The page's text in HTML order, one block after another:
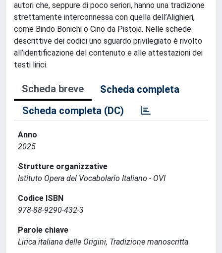
autori che, seppure di poco seriori, hanno una tradizione
strettamente interconnessa con quella dell’Alighieri,
come Bindo Bonichi o Cino da Pistoia. Nelle schede
descrittive dei codici uno sguardo privilegiato è rivolto
all’identificazione del contenuto e alle attestazioni dei
testi lirici.
Scheda breve
Scheda completa
Scheda completa (DC)
Anno
2025
Strutture organizzative
Istituto Opera del Vocabolario Italiano - OVI
Codice ISBN
978-88-9290-432-3
Parole chiave
Lirica italiana delle Origini, Tradizione manoscritta